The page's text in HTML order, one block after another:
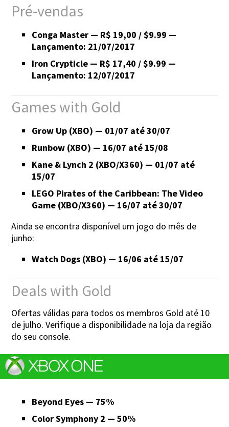
Pré-vendas
Conga Master — R$ 19,00 / $9.99 —
Lançamento: 21/07/2017
Iron Crypticle — R$ 17,40 / $9.99 —
Lançamento: 12/07/2017
Games with Gold
Grow Up (XBO) — 01/07 até 30/07
Runbow (XBO) — 16/07 até 15/08
Kane & Lynch 2 (XBO/X360) — 01/07 até
15/07
LEGO Pirates of the Caribbean: The Video
Game (XBO/X360) — 16/07 até 30/07
Ainda se encontra disponível um jogo do mês de
junho:
Watch Dogs (XBO) — 16/06 até 15/07
Deals with Gold
Ofertas válidas para todos os membros Gold até 10
de julho. Verifique a disponibilidade na loja da região
do seu console.
Beyond Eyes — 75%
Color Symphony 2 — 50%